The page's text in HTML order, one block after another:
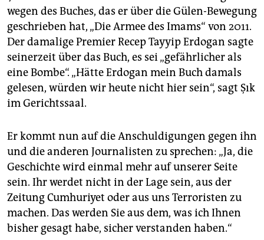
wegen des Buches, das er über die Gülen-Bewegung
geschrieben hat, „Die Armee des Imams“ von 2011.
Der damalige Premier Recep Tayyip Erdogan sagte
seinerzeit über das Buch, es sei „gefährlicher als
eine Bombe“. „Hätte Erdogan mein Buch damals
gelesen, würden wir heute nicht hier sein“, sagt Şık
im Gerichtssaal.
Er kommt nun auf die Anschuldigungen gegen ihn
und die anderen Journalisten zu sprechen: „Ja, die
Geschichte wird einmal mehr auf unserer Seite
sein. Ihr werdet nicht in der Lage sein, aus der
Zeitung Cumhuriyet oder aus uns Terroristen zu
machen. Das werden Sie aus dem, was ich Ihnen
bisher gesagt habe, sicher verstanden haben.“